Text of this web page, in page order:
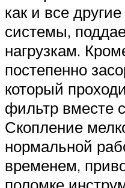
как и все
системы,
нагрузкам.
постепенно
который
фильтр вместе
Скопление
нормальной
временем,